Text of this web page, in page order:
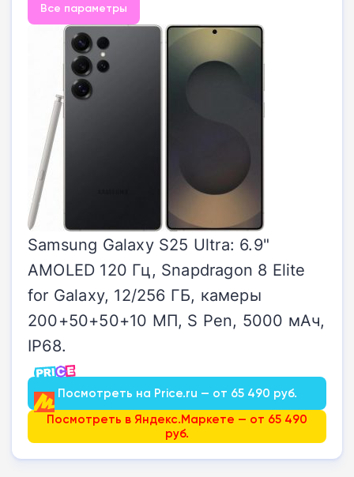
Все параметры
Samsung Galaxy S25 Ultra: 6.9"
AMOLED 120 Гц, Snapdragon 8 Elite
for Galaxy, 12/256 ГБ, камеры
200+50+50+10 МП, S Pen, 5000 мАч,
IP68.
Посмотреть на Price.ru — от 65 490 руб.
Посмотреть в Яндекс.Маркете — от 65 490
руб.